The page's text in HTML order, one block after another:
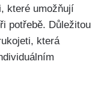
které umožňují
potřebě. Důležitou
která